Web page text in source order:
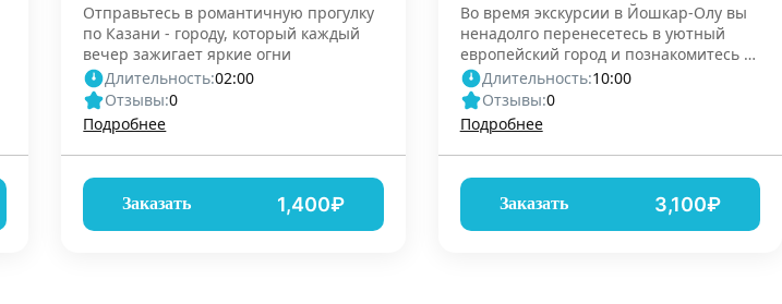
Отправьтесь в романтичную прогулку
по Казани - городу, который каждый
вечер зажигает яркие огни
Длительность:02:00
Отзывы:0
Подробнее
Заказать 1,400₽
Во время экскурсии в Йошкар-Олу вы
ненадолго перенесетесь в уютный
европейский город и познакомитесь с
марийской историей
Длительность:10:00
Отзывы:0
Подробнее
Заказать 3,100₽